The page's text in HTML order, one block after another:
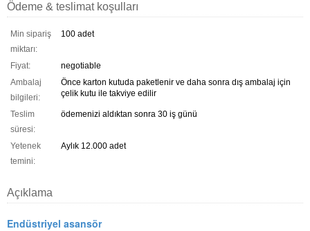
Ödeme & teslimat koşulları
Min sipariş
miktarı:
100 adet
Fiyat:
negotiable
Ambalaj
bilgileri:
Önce karton kutuda paketlenir ve daha sonra dış ambalaj için
çelik kutu ile takviye edilir
Teslim
süresi:
ödemenizi aldıktan sonra 30 iş günü
Yetenek
temini:
Aylık 12.000 adet
Açıklama
Endüstriyel asansör